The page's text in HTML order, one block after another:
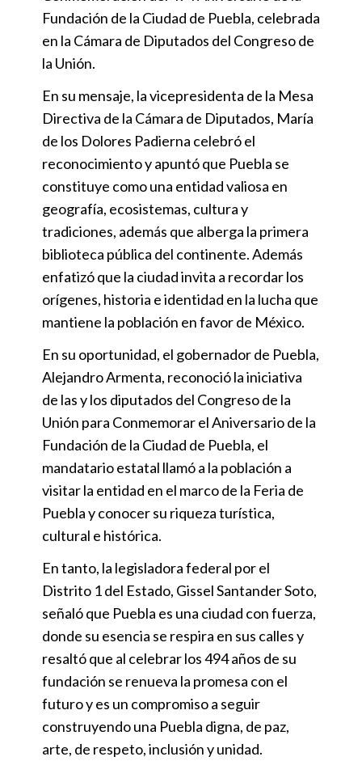
Fundación de la Ciudad de Puebla, celebrada
en la Cámara de Diputados del Congreso de
la Unión.
En su mensaje, la vicepresidenta de la Mesa
Directiva de la Cámara de Diputados, María
de los Dolores Padierna celebró el
reconocimiento y apuntó que Puebla se
constituye como una entidad valiosa en
geografía, ecosistemas, cultura y
tradiciones, además que alberga la primera
biblioteca pública del continente. Además
enfatizó que la ciudad invita a recordar los
orígenes, historia e identidad en la lucha que
mantiene la población en favor de México.
En su oportunidad, el gobernador de Puebla,
Alejandro Armenta, reconoció la iniciativa
de las y los diputados del Congreso de la
Unión para Conmemorar el Aniversario de la
Fundación de la Ciudad de Puebla, el
mandatario estatal llamó a la población a
visitar la entidad en el marco de la Feria de
Puebla y conocer su riqueza turística,
cultural e histórica.
En tanto, la legisladora federal por el
Distrito 1 del Estado, Gissel Santander Soto,
señaló que Puebla es una ciudad con fuerza,
donde su esencia se respira en sus calles y
resaltó que al celebrar los 494 años de su
fundación se renueva la promesa con el
futuro y es un compromiso a seguir
construyendo una Puebla digna, de paz,
arte, de respeto, inclusión y unidad.